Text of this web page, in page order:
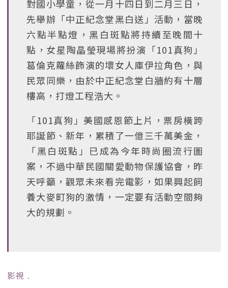
對國小學童，從一月十四日到二月三日，
先舉辦「中正紀念堂黑白送」活動，當晚
六點半點燈，黑白斑點將持續至晚間十
點，女星陶晶瑩現場將扮演「101真狗」
葛倫克蘿絲飾演的壞女人庫伊拉角色，與
民眾同樂，由於中正紀念堂白牆約有十層
樓高，打燈工程浩大。
「101真狗」美國感恩節上片，票房橫跨
耶誕節、新年，累積了一億三千萬美金，
「黑白斑點」已成為今年時尚圈流行圖
案，不過中華民國關愛動物保護協會，昨
天呼籲，觀眾未來看完電影，如果興起飼
養大麥町狗的激情，一定要有活動空間夠
大的規劃。
影視 ﹒